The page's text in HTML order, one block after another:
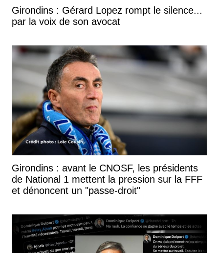
Girondins : Gérard Lopez rompt le silence...
par la voix de son avocat
Girondins : avant le CNOSF, les présidents
de National 1 mettent la pression sur la FFF
et dénoncent un "passe-droit"